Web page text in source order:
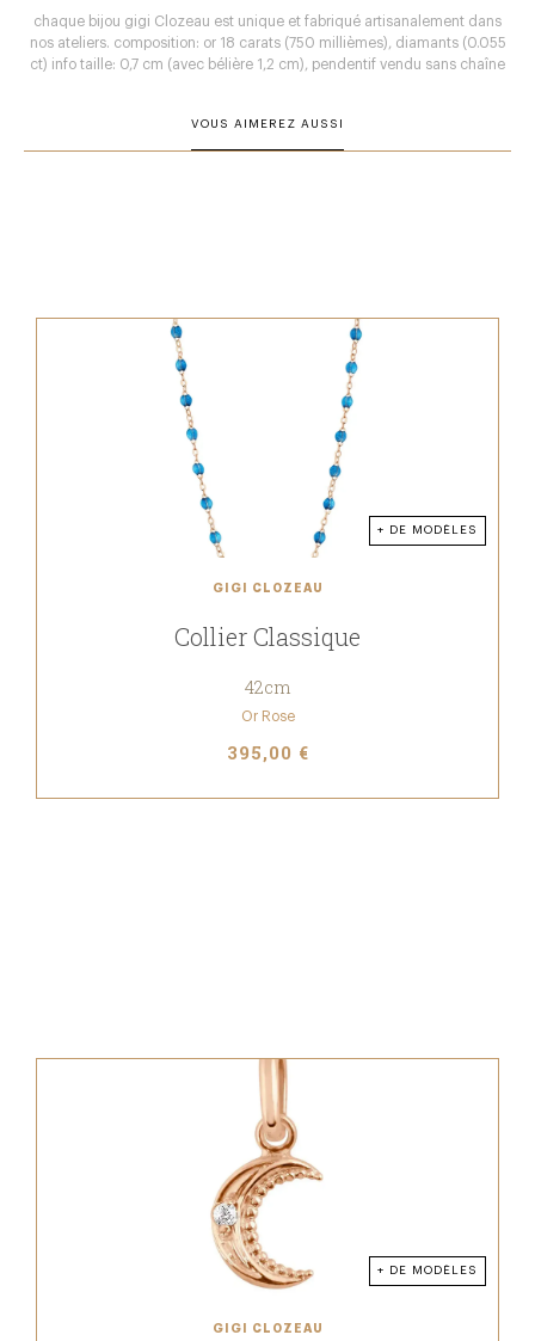
chaque bijou gigi Clozeau est unique et fabriqué artisanalement dans
nos ateliers. composition: or 18 carats (750 millièmes), diamants (0.055
ct) info taille: 0,7 cm (avec bélière 1,2 cm), pendentif vendu sans chaîne
VOUS AIMEREZ AUSSI
+ DE MODÈLES
GIGI CLOZEAU
Collier Classique
42cm
Or Rose
395,00 €
+ DE MODÈLES
GIGI CLOZEAU